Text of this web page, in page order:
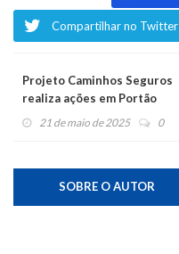
Compartilhar no Twitter
Projeto Caminhos Seguros
realiza ações em Portão
nesta quarta-feira
21 de maio de 2025 0
SOBRE O AUTOR